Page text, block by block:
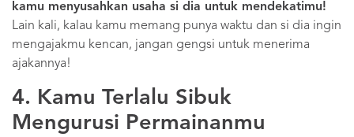
kamu menyusahkan usaha si dia untuk mendekatimu!
Lain kali, kalau kamu memang punya waktu dan si dia ingin
mengajakmu kencan, jangan gengsi untuk menerima
ajakannya!
4. Kamu Terlalu Sibuk
Mengurusi Permainanmu